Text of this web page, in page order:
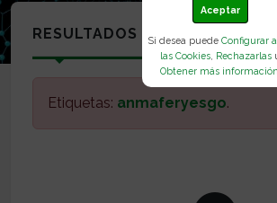
Aceptar
Si desea puedeConfigurar
las Cookies Rechazarlas
Obtener más información
RESULTADOS
Etiquetas: anmaferyesgo.